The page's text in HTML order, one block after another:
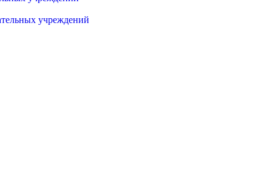
учреждений